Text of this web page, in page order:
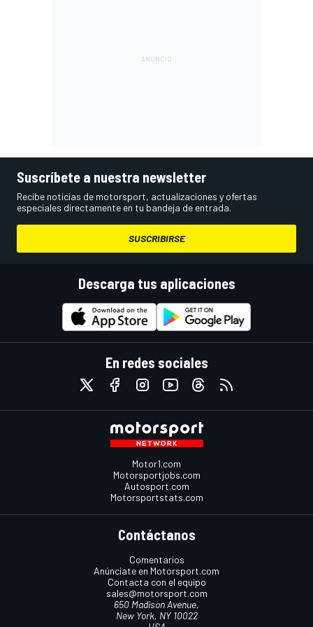
Suscríbete a nuestra newsletter
Recibe noticias de motorsport, actualizaciones y ofertas
especiales directamente en tu bandeja de entrada.
SUSCRIBIRSE
Descarga tus aplicaciones
En redes sociales
Motor1.com
Motorsportjobs.com
Autosport.com
Motorsportstats.com
Contáctanos
Comentarios
Anúnciate en Motorsport.com
Contacta con el equipo
sales@motorsport.com
650 Madison Avenue,
New York, NY 10022